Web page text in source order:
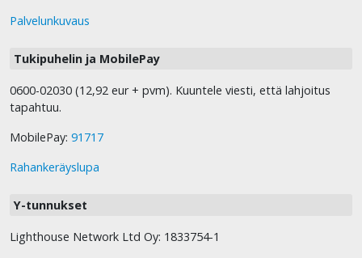
Palvelunkuvaus
Tukipuhelin ja MobilePay
0600-02030 (12,92 eur + pvm). Kuuntele viesti, että lahjoitus
tapahtuu.
MobilePay: 91717
Rahankeräyslupa
Y-tunnukset
Lighthouse Network Ltd Oy: 1833754-1